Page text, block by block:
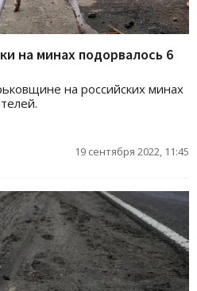
на минах подорвалось 6
на российских минах
19 сентября 2022, 11:45